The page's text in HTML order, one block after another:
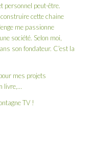
personnel peut-être.
cette chaine
me passionne
société. Selon moi,
son fondateur. C’est la
mes projets
livre,…
TV !